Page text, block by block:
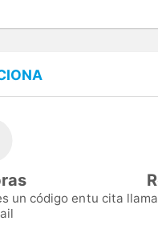
un código entu cita